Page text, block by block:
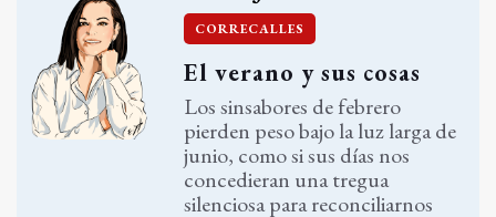
CORRECALLES
El verano y sus cosas
Los sinsabores de febrero
pierden peso bajo la luz larga de
junio, como si sus días nos
concedieran una tregua
silenciosa para reconciliarnos